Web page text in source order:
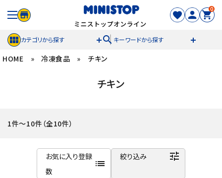
0
カテゴリから探す search キーワードから探す
ACCOUNT MENU
セール商品
カテゴリから探す
冷凍食品
HOME » 冷凍食品 » チキン
チキン
1件～10件（全10件）
お気に入り登録
数
list
絞り込み tune